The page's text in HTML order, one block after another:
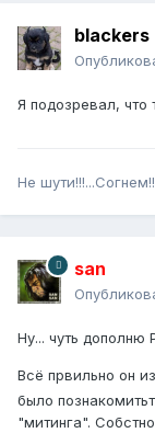
blackers
Я подозревал, что
Не
san
Ну... чуть дополню
Всё првильно он
было
"митинга".